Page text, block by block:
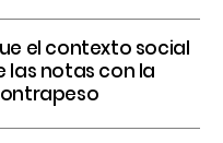
el contexto social
las notas con la